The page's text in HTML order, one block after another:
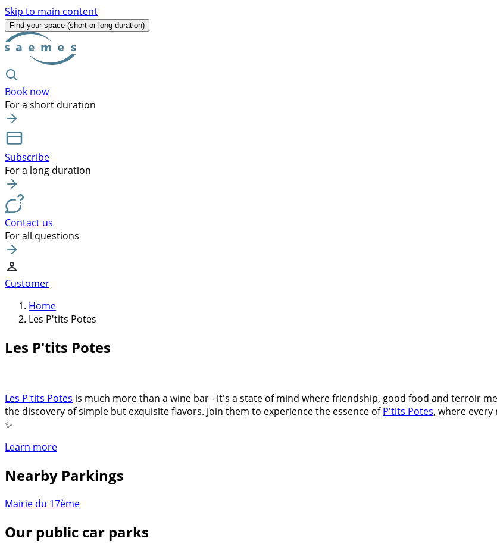
Skip to main content
Find your space (short or long duration)
Book now
For a short duration
Subscribe
For a long duration
Contact us
For all questions
Customer
Home
Les P'tits Potes
Les P'tits Potes
Les P'tits Potes is much more than a wine bar - it's a state of mind where friendship, good food and terroir
the discovery of simple but exquisite flavors. Join them to experience the essence ofP'tits Potes, where
✨
Learn more
Nearby Parkings
Mairie du 17ème
Our public car parks